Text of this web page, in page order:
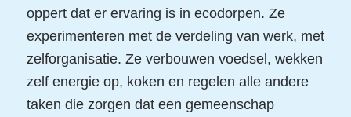
oppert dat er ervaring is in ecodorpen. Ze
experimenteren met de verdeling van werk, met
zelforganisatie. Ze verbouwen voedsel, wekken
zelf energie op, koken en regelen alle andere
taken die zorgen dat een gemeenschap